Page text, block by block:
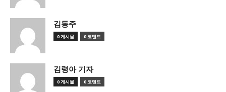
김동주
0 게시물 0 코멘트
김령아 기자
0 게시물 0 코멘트